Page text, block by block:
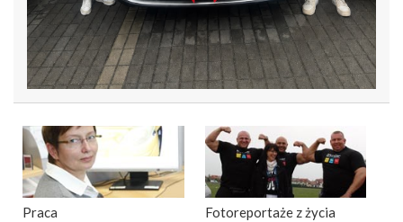
Praca
Fotoreportaże z życia